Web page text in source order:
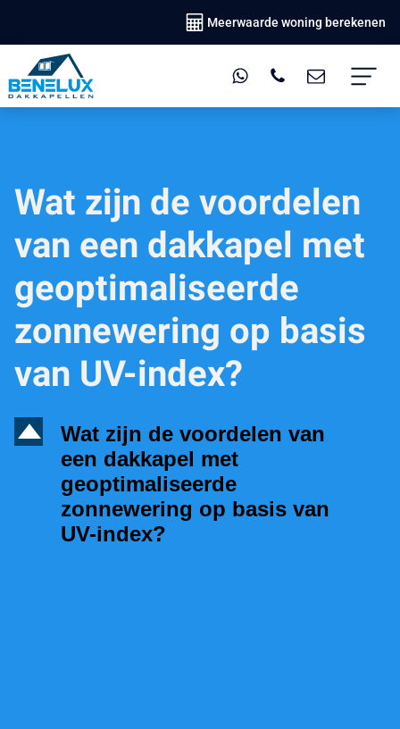
Meerwaarde woning berekenen
Wat zijn de voordelen
van een dakkapel met
geoptimaliseerde
zonnewering op basis
van UV-index?
D
Wat zijn de voordelen van
een dakkapel met
geoptimaliseerde
zonnewering op basis van
UV-index?